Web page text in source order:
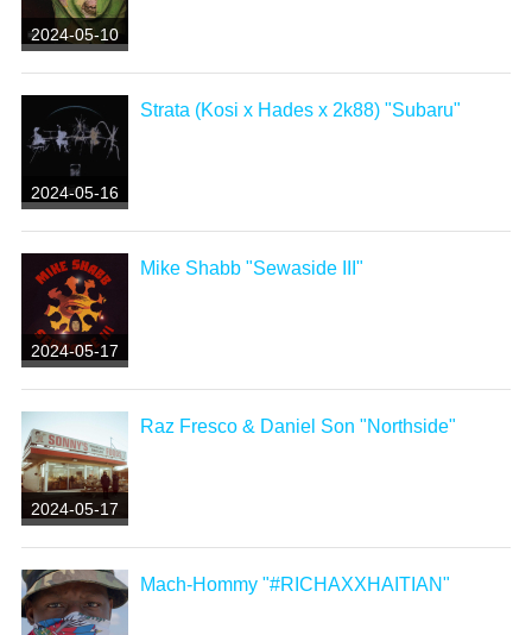
2024-05-10
2024-05-16
Strata (Kosi x Hades x 2k88) "Subaru"
2024-05-17
Mike Shabb "Sewaside III"
2024-05-17
Raz Fresco & Daniel Son "Northside"
Mach-Hommy "#RICHAXXHAITIAN"